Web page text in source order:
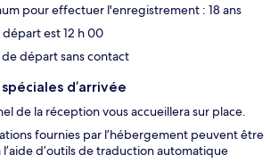
pour effectuer l'enregistrement : 18 ans
départ est 12 h 00
de départ sans contact
d’arrivée
de la réception vous accueillera sur place.
fournies par l’hébergement peuvent être
d’outils de traduction automatique